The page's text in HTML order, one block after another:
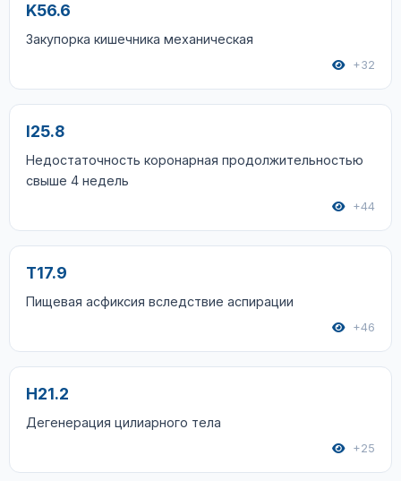
K56.6
Закупорка кишечника механическая
+32
I25.8
Недостаточность коронарная продолжительностью
свыше 4 недель
+44
T17.9
Пищевая асфиксия вследствие аспирации
+46
H21.2
Дегенерация цилиарного тела
+25